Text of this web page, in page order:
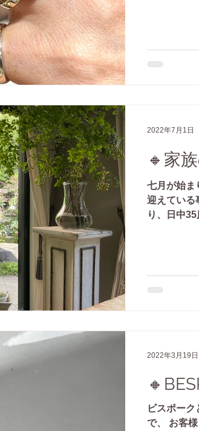
🔸家
七月が始ま
迎えている
り、日中
2022年7月1日
ビスポー
で、 お客
2022年3月19日